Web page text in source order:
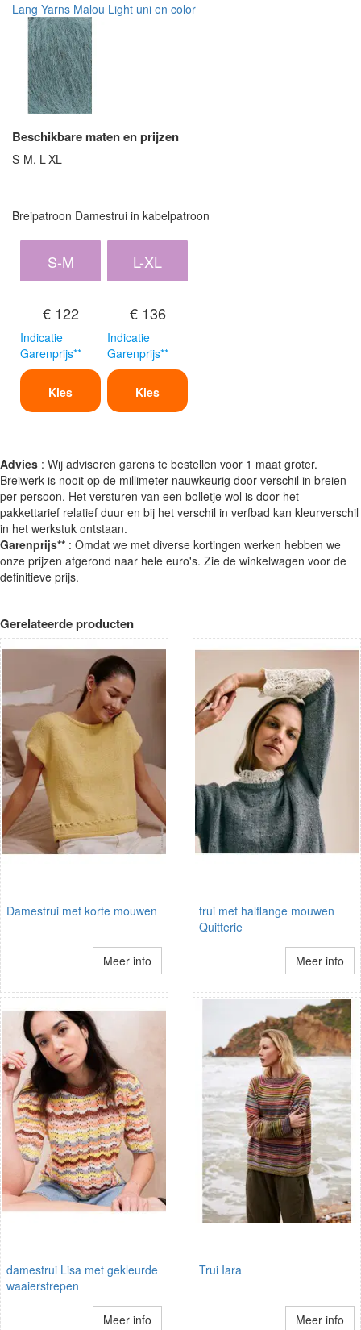
Lang Yarns Malou Light uni en color
Beschikbare maten en prijzen
S-M, L-XL
Breipatroon Damestrui in kabelpatroon
S-M
€ 122
Indicatie
Garenprijs**
Kies
L-XL
€ 136
Indicatie
Garenprijs**
Kies
Advies : Wij adviseren garens te bestellen voor 1 maat groter.
Breiwerk is nooit op de millimeter nauwkeurig door verschil in breien
per persoon. Het versturen van een bolletje wol is door het
pakkettarief relatief duur en bij het verschil in verfbad kan kleurverschil
in het werkstuk ontstaan.
Garenprijs** : Omdat we met diverse kortingen werken hebben we
onze prijzen afgerond naar hele euro's. Zie de winkelwagen voor de
definitieve prijs.
Gerelateerde producten
Damestrui met korte mouwen
Meer info
trui met halflange mouwen
Quitterie
Meer info
damestrui Lisa met gekleurde
waaierstrepen
Meer info
Trui Iara
Meer info